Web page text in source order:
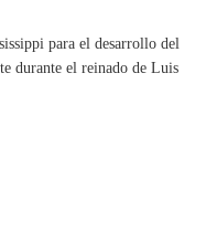
para el desarrollo del
durante el reinado de Luis